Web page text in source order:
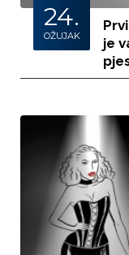
24.
OŽUJAK
je